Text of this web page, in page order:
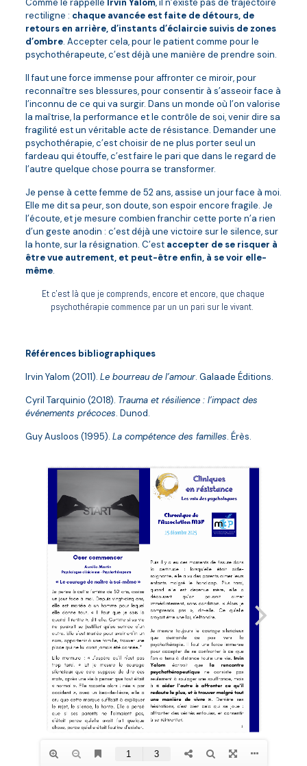
Comme le rappelle Irvin Yalom, il n’existe pas de trajectoire
rectiligne : chaque avancée est faite de détours, de
retours en arrière, d’instants d’éclaircie suivis de zones
d’ombre. Accepter cela, pour le patient comme pour le
psychothérapeute, c’est déjà une manière de prendre soin.
Il faut une force immense pour affronter ce miroir, pour
reconnaître ses blessures, pour consentir à s’asseoir face à
l’inconnu de ce qui va surgir. Dans un monde où l’on valorise
la maîtrise, la performance et le contrôle de soi, venir dire sa
fragilité est un véritable acte de résistance. Demander une
psychothérapie, c’est choisir de ne plus porter seul un
fardeau qui étouffe, c’est faire le pari que dans le regard de
l’autre quelque chose pourra se transformer.
Je pense à cette femme de 52 ans, assise un jour face à moi.
Elle me dit sa peur, son doute, son espoir encore fragile. Je
l’écoute, et je mesure combien franchir cette porte n’a rien
d’un geste anodin : c’est déjà une victoire sur le silence, sur
la honte, sur la résignation. C’est accepter de se risquer à
être vue autrement, et peut-être enfin, à se voir elle-
même.
Et c’est là que je comprends, encore et encore, que chaque
psychothérapie commence par un un pari sur le vivant.
Références bibliographiques
Irvin Yalom (2011). Le bourreau de l’amour. Galaade Éditions.
Cyril Tarquinio (2018). Trauma et résilience : l’impact des
événements précoces. Dunod.
Guy Ausloos (1995). La compétence des familles. Érès.